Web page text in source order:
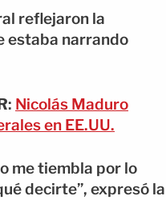
reflejaron la
estaba narrando
: Nicolás Maduro
en EE.UU.
me tiembla por lo
decirte”, expresó la